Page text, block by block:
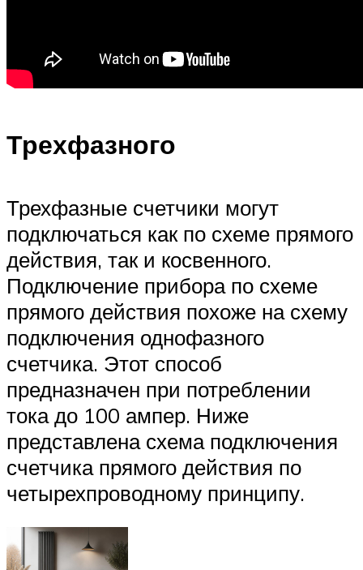
Трехфазного
Трехфазные счетчики могут
подключаться как по схеме прямого
действия, так и косвенного.
Подключение прибора по схеме
прямого действия похоже на схему
подключения однофазного
счетчика. Этот способ
предназначен при потреблении
тока до 100 ампер. Ниже
представлена схема подключения
счетчика прямого действия по
четырехпроводному принципу.